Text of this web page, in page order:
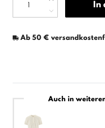
Ab 50 €
Auch in